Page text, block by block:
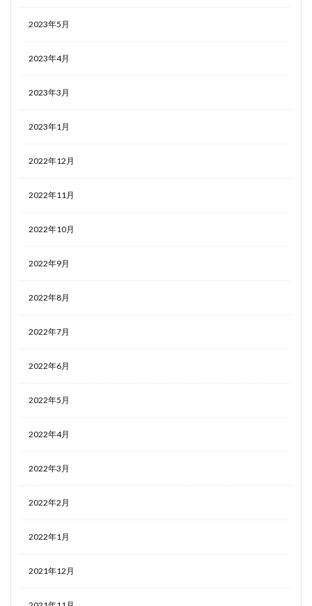
2023年5月
2023年4月
2023年3月
2023年1月
2022年12月
2022年11月
2022年10月
2022年9月
2022年8月
2022年7月
2022年6月
2022年5月
2022年4月
2022年3月
2022年2月
2022年1月
2021年12月